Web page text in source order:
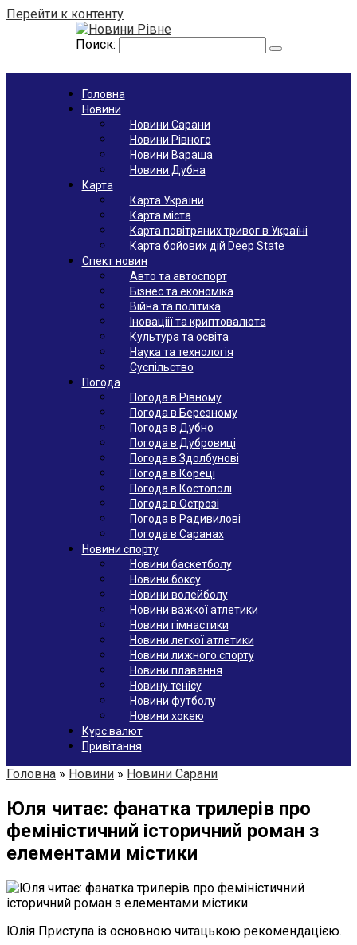
Перейти к контенту
Поиск:
Головна
Новини
Новини Сарани
Новини Рівного
Новини Вараша
Новини Дубна
Карта
Карта України
Карта міста
Карта повітряних тривог в Україні
Карта бойових дій Deep State
Спект новин
Авто та автоспорт
Бізнес та економіка
Війна та політика
Іноваціії та криптовалюта
Культура та освіта
Наука та технологія
Суспільство
Погода
Погода в Рівному
Погода в Березному
Погода в Дубно
Погода в Дубровиці
Погода в Здолбунові
Погода в Кореці
Погода в Костополі
Погода в Острозі
Погода в Радивилові
Погода в Саранах
Новини спорту
Новини баскетболу
Новини боксу
Новини волейболу
Новини важкої атлетики
Новини гімнастики
Новини легкої атлетики
Новини лижного спорту
Новини плавання
Новину тенісу
Новини футболу
Новини хокею
Курс валют
Привітання
Головна » Новини » Новини Сарани
Юля читає: фанатка трилерів про
феміністичний історичний роман з
елементами містики
Юлія Приступа із основною читацькою рекомендацією.